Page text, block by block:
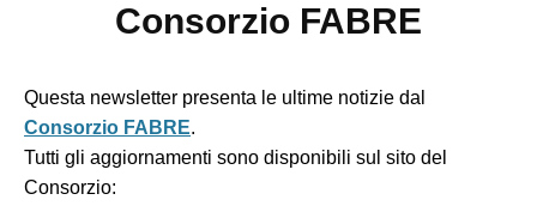
Consorzio FABRE
Questa newsletter presenta le ultime notizie dal
Consorzio FABRE.
Tutti gli aggiornamenti sono disponibili sul sito del
Consorzio: